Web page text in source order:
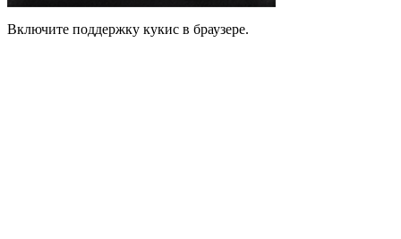
Включите поддержку кукис в браузере.